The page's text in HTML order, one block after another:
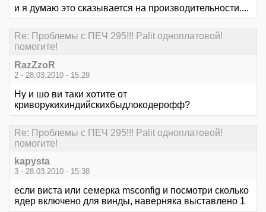
и я думаю это сказывается на производительности....
Re: Проблемы с ПЕЧ 295!!! Palit одноплатовой!
помогите!
RazZzoR
2 - 28.03.2010 - 15:29
Ну и шо ви таки хотите от
криворукихиндийскихбыдлокодерофф?
Re: Проблемы с ПЕЧ 295!!! Palit одноплатовой!
помогите!
kapysta
3 - 28.03.2010 - 15:38
если виста или семерка msconfig и посмотри сколько
ядер включено для винды, наверняка выставлено 1